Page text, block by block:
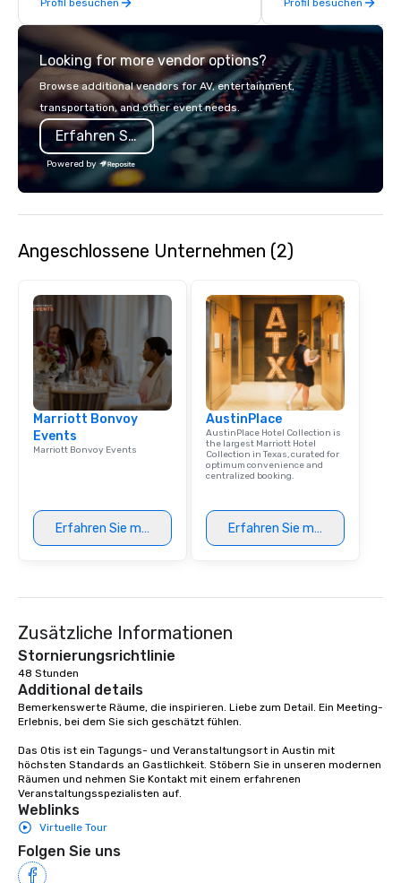
Profil besuchen Profil besuchen
Looking for more vendor options?
Browse additional vendors for AV, entertainment,
transportation, and other event needs.
Erfahren Sie mehr
Powered by
Angeschlossene Unternehmen (2)
Marriott Bonvoy
Events
Marriott Bonvoy Events
Erfahren Sie mehr
AustinPlace
AustinPlace Hotel Collection is
the largest Marriott Hotel
Collection in Texas, curated for
optimum convenience and
centralized booking.
Erfahren Sie mehr
Zusätzliche Informationen
Stornierungsrichtlinie
48 Stunden
Additional details
Bemerkenswerte Räume, die inspirieren. Liebe zum Detail. Ein Meeting-
Erlebnis, bei dem Sie sich geschätzt fühlen.
Das Otis ist ein Tagungs- und Veranstaltungsort in Austin mit
höchsten Standards an Gastlichkeit. Stöbern Sie in unseren modernen
Räumen und nehmen Sie Kontakt mit einem erfahrenen
Veranstaltungsspezialisten auf.
Weblinks
Virtuelle Tour
Folgen Sie uns